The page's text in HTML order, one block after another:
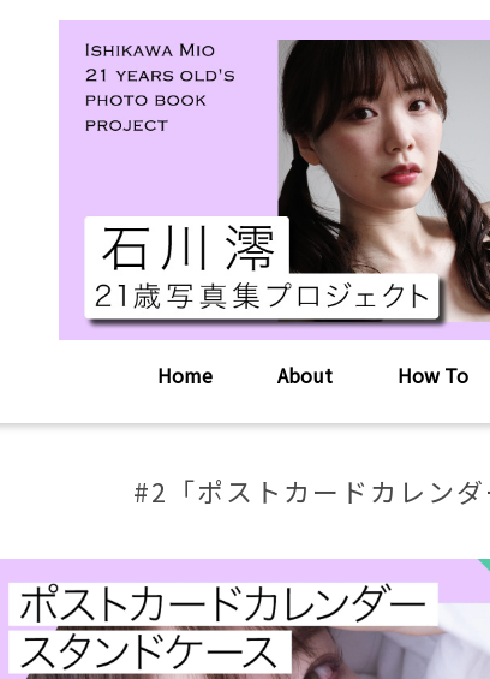
Home About How To
#2「ポストカードカレン